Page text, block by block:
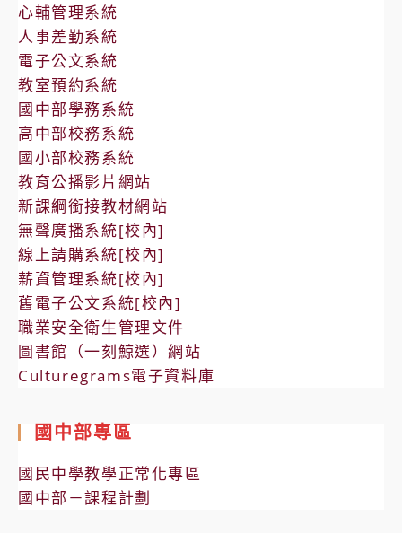
心輔管理系統
人事差勤系統
電子公文系統
教室預約系統
國中部學務系統
高中部校務系統
國小部校務系統
教育公播影片網站
新課綱銜接教材網站
無聲廣播系統[校內]
線上請購系統[校內]
薪資管理系統[校內]
舊電子公文系統[校內]
職業安全衛生管理文件
圖書館（一刻鯨選）網站
Culturegrams電子資料庫
國中部專區
國民中學教學正常化專區
國中部－課程計劃